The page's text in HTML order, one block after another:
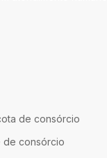
de consórcio
de consórcio